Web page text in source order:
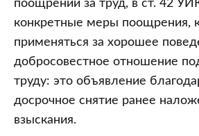
поощрении за труд, в ст. 42
конкретные меры поощрения,
применяться за хорошее
добросовестное отношение
труду: это объявление
досрочное снятие ранее
взыскания.